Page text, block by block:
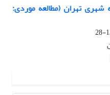
شهری تهران (مطالعه موردی: